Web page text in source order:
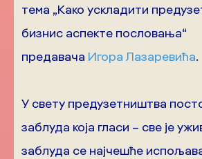
тема „Како ускладити
бизнис аспекте пословања“
предавача Игора Лазаревића.
У свету предузетништва
заблуда која гласи – све је
заблуда се најчешће